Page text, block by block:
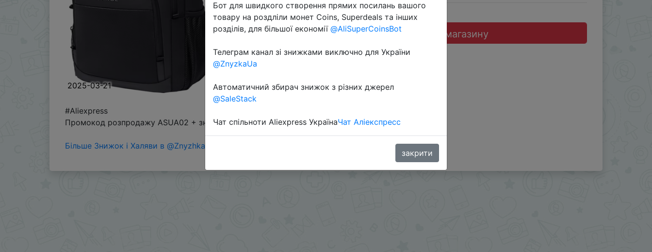
2025-03-21
Перейти до магазину
#Aliexpress
Промокод розпродажу ASUA02 + знижка монетками 309 Coins у додатку.
Більше Знижок і Халяви в @ZnyzhkaUA
Бот для швидкого створення прямих посилань вашого
товару на роздліли монет Coins, Superdeals та інших
розділів, для більшої економії @AliSuperCoinsBot
Телеграм канал зі знижками виключно для України
@ZnyzkaUa
Автоматичний збирач знижок з різних джерел
@SaleStack
Чат спільноти Aliexpress УкраїнаЧат Аліекспресс
закрити